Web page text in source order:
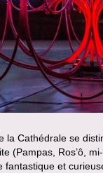
la Cathédrale se
(Pampas, Ros’ô,
fantastique et